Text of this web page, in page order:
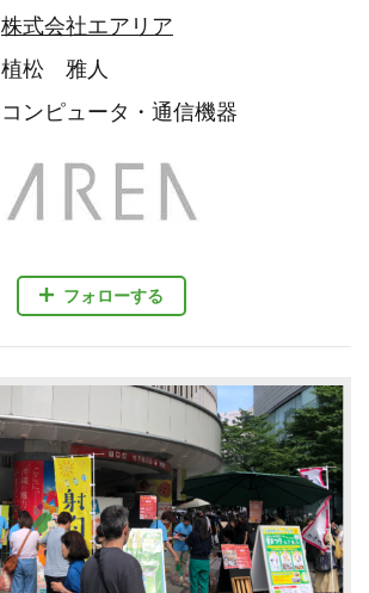
フォローする
株式会社エアリア
植松 雅人
コンピュータ・通信機器